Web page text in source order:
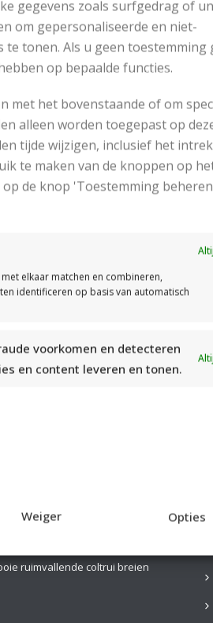
gegevens zoals surfgedrag of
om gepersonaliseerde en niet-
te tonen. Als u geen toestemming
op bepaalde functies.
met het bovenstaande of om
alleen worden toegepast op
tijde wijzigen, inclusief het
te maken van de knoppen op
de knop 'Toestemming
elkaar matchen en combineren,
identificeren op basis van automatisch
voorkomen en detecteren
en content leveren en tonen.
Weiger Opties
POSTS
MOOIE DIKGESTREEPTE SOKKEN BREIEN VAN DURABLE GAREN
ruimvallende coltrui breien